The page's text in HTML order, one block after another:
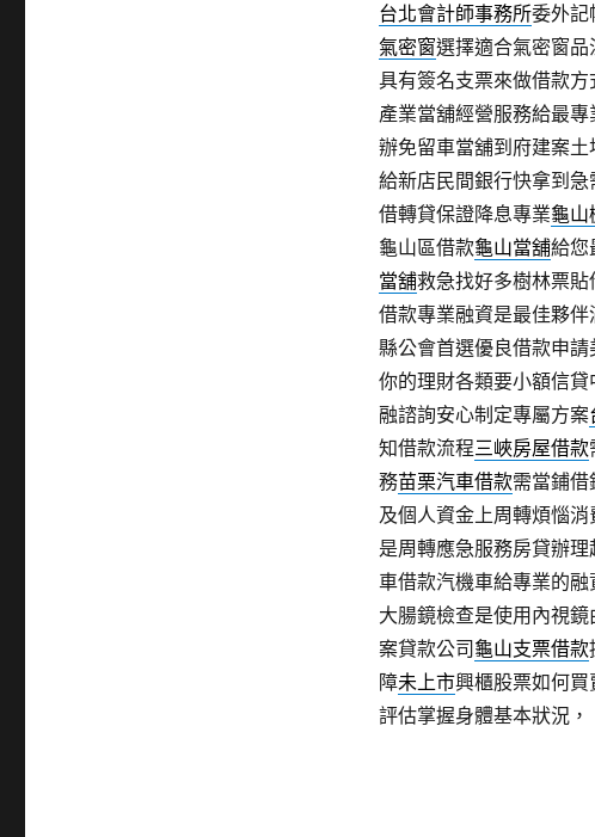
台北會計師事務所委外記
氣密窗選擇適合氣密窗
具有簽名支票來做借款
產業當舖經營服務給最
辦免留車當舖到府建案
給新店民間銀行快拿到急
借轉貸保證降息專業龜山
龜山區借款龜山當舖給您
當舖救急找好多樹林票
借款專業融資是最佳夥
縣公會首選優良借款申
你的理財各類要小額信
融諮詢安心制定專屬方案
知借款流程三峽房屋借款
務苗栗汽車借款需當鋪借
及個人資金上周轉煩惱
是周轉應急服務房貸辦
車借款汽機車給專業的融
大腸鏡檢查是使用內視鏡
案貸款公司 龜山支票借款
障未上市興櫃股票如何
評估掌握身體基本狀況，